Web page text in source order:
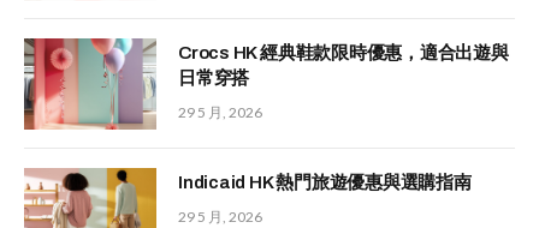
Crocs HK 經典鞋款限時優惠，適合出遊與
日常穿搭
29 5 月, 2026
Indicaid HK 熱門旅遊優惠與選購指南
29 5 月, 2026